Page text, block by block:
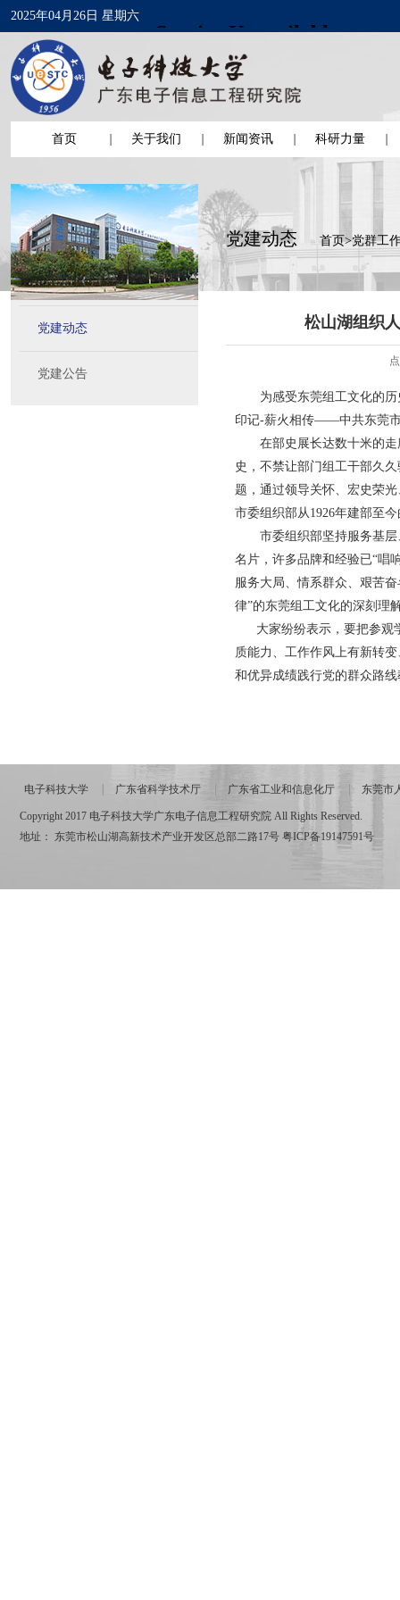
2025年04月26日 星期六
首页 关于我们 新闻资讯 科研力量
党建动态
党建公告
党建动态 首页>党群工
松山湖组织
为感受东莞组工文化的历
印记-薪火相传——中共东莞市
在部史展长达数十米的走
史，不禁让部门组工干部久
题，通过领导关怀、宏史荣
市委组织部从1926年建部至
市委组织部坚持服务基层
名片，许多品牌和经验已“唱
服务大局、情系群众、艰苦
律”的东莞组工文化的深刻理
大家纷纷表示，要把参观
质能力、工作作风上有新转
和优异成绩践行党的群众路
电子科技大学 广东省科学技术厅 广东省工业和信息化厅 东莞市
Copyright 2017 电子科技大学广东电子信息工程研究院 All Rights Reserved.
地址： 东莞市松山湖高新技术产业开发区总部二路17号 粤ICP备19147591号